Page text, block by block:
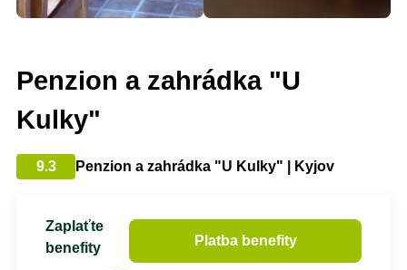
Penzion a zahrádka "U
Kulky"
9.3 Penzion a zahrádka "U Kulky" | Kyjov
Zaplaťte
benefity
Platba benefity